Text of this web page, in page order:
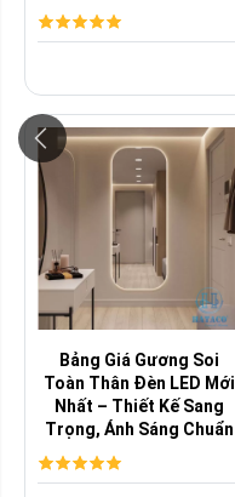
Bảng Giá Gương Soi
Toàn Thân Đèn LED Mới
Nhất – Thiết Kế Sang
Trọng, Ánh Sáng Chuẩn
Studio, Giá ...